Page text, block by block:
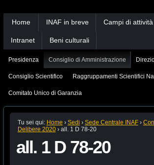
Home INAF in breve Campi di attività
Intranet Beni culturali
Presidenza Consiglio di Amministrazione
Consiglio Scientifico Raggruppamenti Scientifici
Comitato Unico di Garanzia
Tu sei qui: Home › Sedi › Sede Centrale INAF ›
Delibere 2020 › all. 1 D 78-20
all. 1 D 78-20